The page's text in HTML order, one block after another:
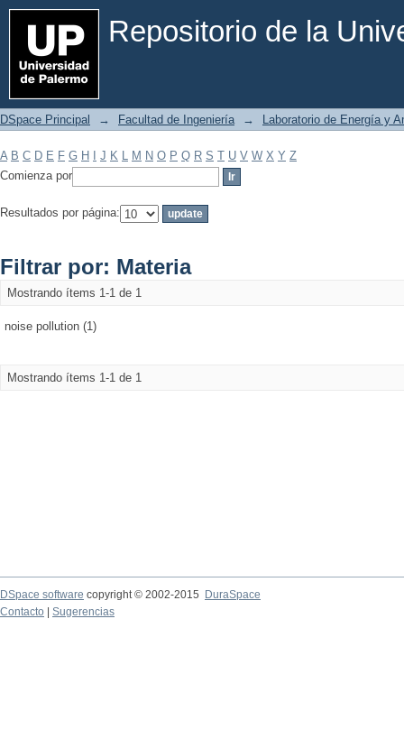
Repositorio de la
Filtrar por: Materia
DSpace Principal → Facultad de Ingeniería → Laboratorio de Energía y
A B C D E F G H J K L M N O P Q R S T U V W X Y Z
Comienza por
Resultados por página:
Filtrar por: Materia
Mostrando ítems 1-1 de 1
noise pollution (1)
Mostrando ítems 1-1 de 1
DSpace software copyright © 2002-2015
DuraSpace
Contacto
Sugerencias